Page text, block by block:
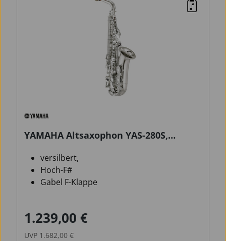
YAMAHA Altsaxophon YAS-280S,
versilbert,
Hoch-F#
Gabel F-Klappe
Verkaufspreis:
1.239,00 €
UVP 1.682,00 €